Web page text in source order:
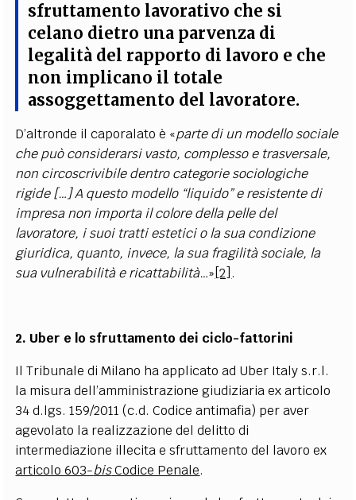
sfruttamento lavorativo che si
celano dietro una parvenza di
legalità del rapporto di lavoro e che
non implicano il totale
assoggettamento del lavoratore.
D’altronde il caporalato è «parte di un modello sociale
che può considerarsi vasto, complesso e trasversale,
non circoscrivibile dentro categorie sociologiche
rigide […] A questo modello “liquido” e resistente di
impresa non importa il colore della pelle del
lavoratore, i suoi tratti estetici o la sua condizione
giuridica, quanto, invece, la sua fragilità sociale, la
sua vulnerabilità e ricattabilità…» [2] .
2. Uber e lo sfruttamento dei ciclo-fattorini
Il Tribunale di Milano ha applicato ad Uber Italy s.r.l.
la misura dell’amministrazione giudiziaria ex articolo
34 d.lgs. 159/2011 (c.d. Codice antimafia) per aver
agevolato la realizzazione del delitto di
intermediazione illecita e sfruttamento del lavoro ex
articolo 603-bisCodice Penale.